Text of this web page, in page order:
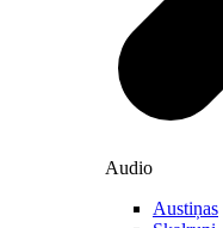
Audio
Austiņas
teritorijā un piedāvā
rūpnīcās vai noliktavās. Šis
augstas kvalitātes
vai diviem raidītājiem.
piekļuve iespējama tikai ar
izdevīgu alternatīvu Wi-Fi